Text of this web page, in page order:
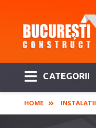
CATEGORII
HOME INSTALATII